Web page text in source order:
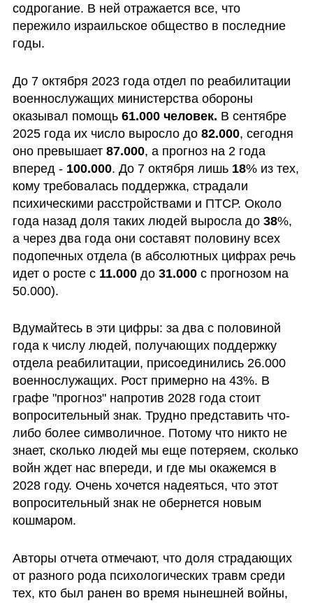
содрогание. В ней отражается все, что
пережило израильское общество в последние
годы.
До 7 октября 2023 года отдел по реабилитации
военнослужащих министерства обороны
оказывал помощь 61.000 человек. В сентябре
2025 года их число выросло до 82.000, сегодня
оно превышает 87.000, а прогноз на 2 года
вперед - 100.000. До 7 октября лишь 18% из тех,
кому требовалась поддержка, страдали
психическими расстройствами и ПТСР. Около
года назад доля таких людей выросла до 38%,
а через два года они составят половину всех
подопечных отдела (в абсолютных цифрах речь
идет о росте с 11.000 до 31.000 с прогнозом на
50.000).
Вдумайтесь в эти цифры: за два с половиной
года к числу людей, получающих поддержку
отдела реабилитации, присоединились 26.000
военнослужащих. Рост примерно на 43%. В
графе "прогноз" напротив 2028 года стоит
вопросительный знак. Трудно представить что-
либо более символичное. Потому что никто не
знает, сколько людей мы еще потеряем, сколько
войн ждет нас впереди, и где мы окажемся в
2028 году. Очень хочется надеяться, что этот
вопросительный знак не обернется новым
кошмаром.
Авторы отчета отмечают, что доля страдающих
от разного рода психологических травм среди
тех, кто был ранен во время нынешней войны,